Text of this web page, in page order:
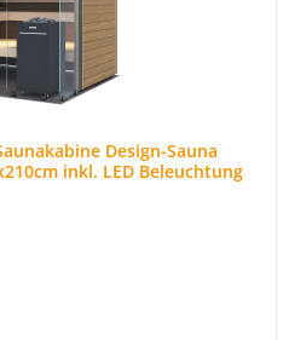
Design-Sauna
inkl. LED Beleuchtung